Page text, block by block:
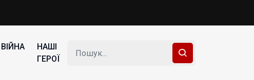
ВІЙНА
НАШІ
ГЕРОЇ